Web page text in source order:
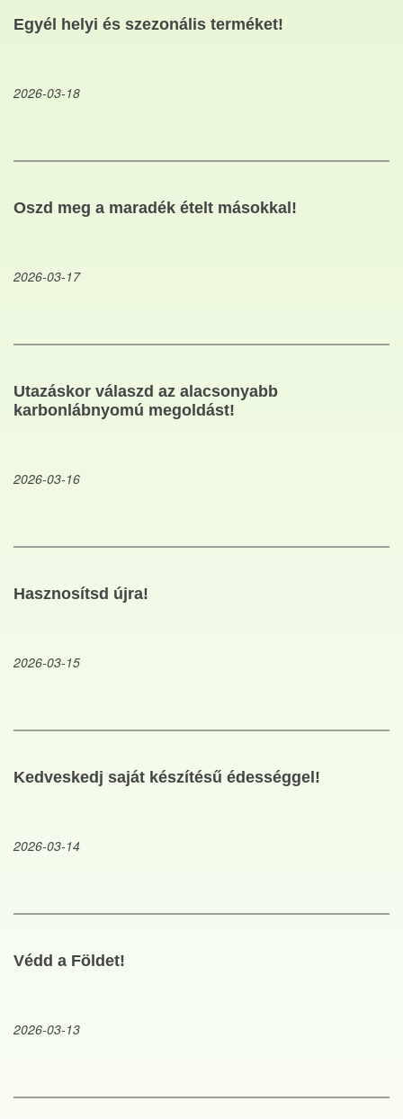
Egyél helyi és szezonális terméket!
2026-03-18
Oszd meg a maradék ételt másokkal!
2026-03-17
Utazáskor válaszd az alacsonyabb
karbonlábnyomú megoldást!
2026-03-16
Hasznosítsd újra!
2026-03-15
Kedveskedj saját készítésű édességgel!
2026-03-14
Védd a Földet!
2026-03-13